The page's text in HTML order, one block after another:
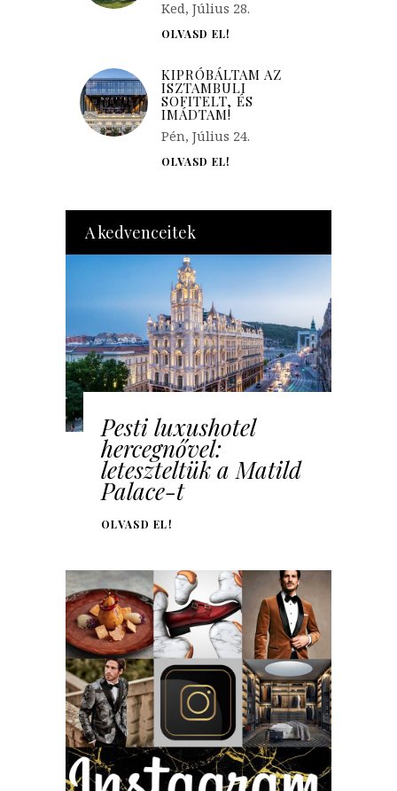
Ked, Július 28.
OLVASD EL!
KIPRÓBÁLTAM AZ
ISZTAMBULI
SOFITELT, ÉS
IMÁDTAM!
Pén, Július 24.
OLVASD EL!
A kedvenceitek
Pesti luxushotel
hercegnővel:
leteszteltük a Matild
Palace-t
OLVASD EL!